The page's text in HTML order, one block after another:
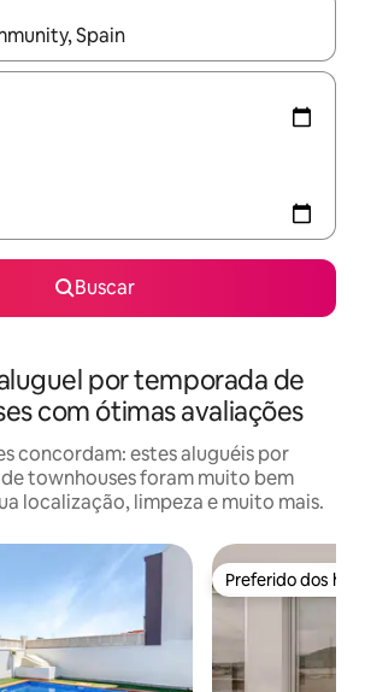
estiverem disponíveis, explore-os
Buscar
por temporada de
com ótimas avaliações
concordam: estes aluguéis por
townhouses foram muito bem
localização, limpeza e muito mais.
Preferido dos
Preferido dos